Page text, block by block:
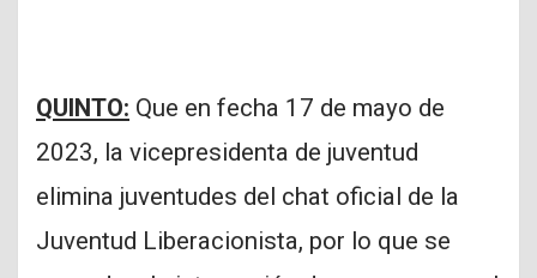
QUINTO: Que en fecha 17 de mayo de
2023, la vicepresidenta de juventud
elimina juventudes del chat oficial de la
Juventud Liberacionista, por lo que se